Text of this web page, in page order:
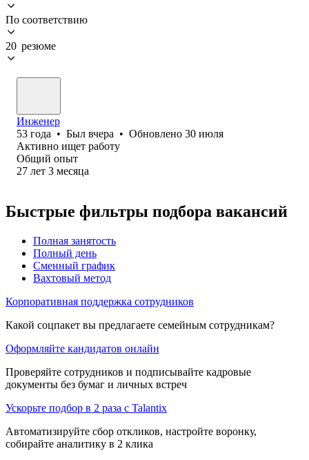
По соответствию
20 резюме
Инженер
53 года • Был вчера • Обновлено 30 июля
Активно ищет работу
Общий опыт
27 лет 3 месяца
Быстрые фильтры подбора вакансий
Полная занятость
Полный день
Сменный график
Вахтовый метод
Корпоративная поддержка сотрудников
Какой соцпакет вы предлагаете семейным сотрудникам?
Оформляйте кандидатов онлайн
Проверяйте сотрудников и подписывайте кадровые
документы без бумаг и личных встреч
Ускорьте подбор в 2 раза с Talantix
Автоматизируйте сбор откликов, настройте воронку,
собирайте аналитику в 2 клика